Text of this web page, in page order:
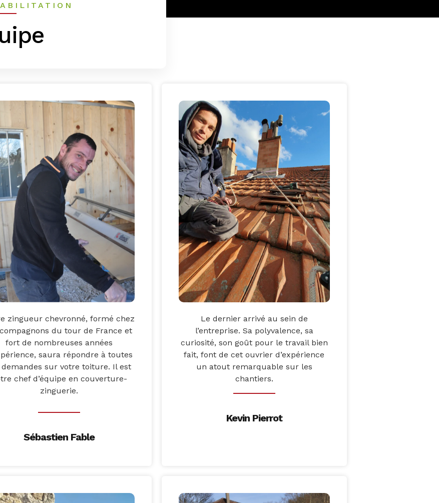
zingueur chevronné, formé chez
du tour de France et
fort de nombreuses années
saura répondre à toutes
demandes sur votre toiture. Il est
chef d’équipe en couverture-
zinguerie.
Sébastien Fable
Le dernier arrivé au sein de
l’entreprise. Sa polyvalence, sa
curiosité, son goût pour le travail bien
fait, font de cet ouvrier d’expérience
un atout remarquable sur les
chantiers.
Kevin Pierrot